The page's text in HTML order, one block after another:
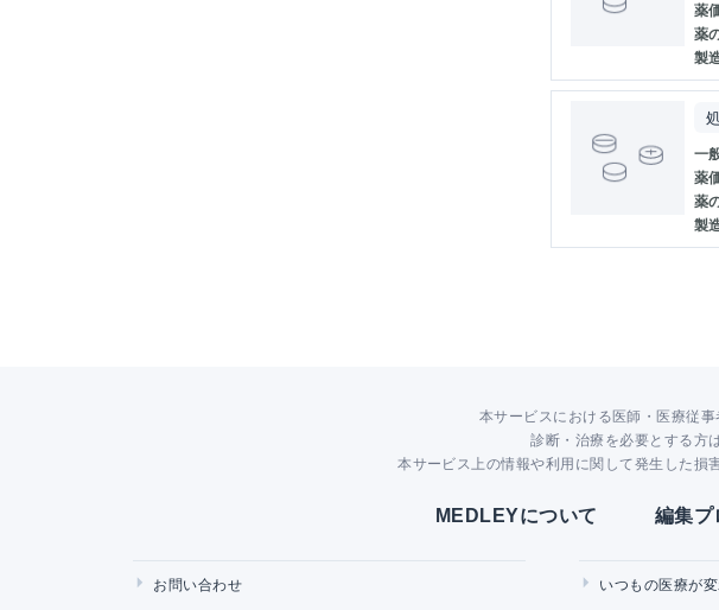
薬
薬
製
一
薬
薬
製
本サービスにおける医師・医療従
診断・治療を必要とする方
本サービス上の情報や利用に関して発生した損
MEDLEYについて 編集プ
お問い合わせ いつもの医療が